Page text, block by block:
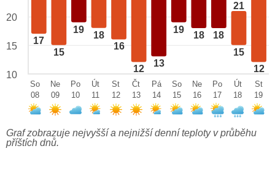
17
15
19
18
16
12
13
19
18 18
21
15
12
20
15
10
So
08
Ne
09
Po
10
Út
11
St
12
Čt
13
Pá
14
So
15
Ne
16
Po
17
Út
18
St
19
Graf zobrazuje nejvyšší a nejnižší denní teploty v průběhu
příštích dnů.